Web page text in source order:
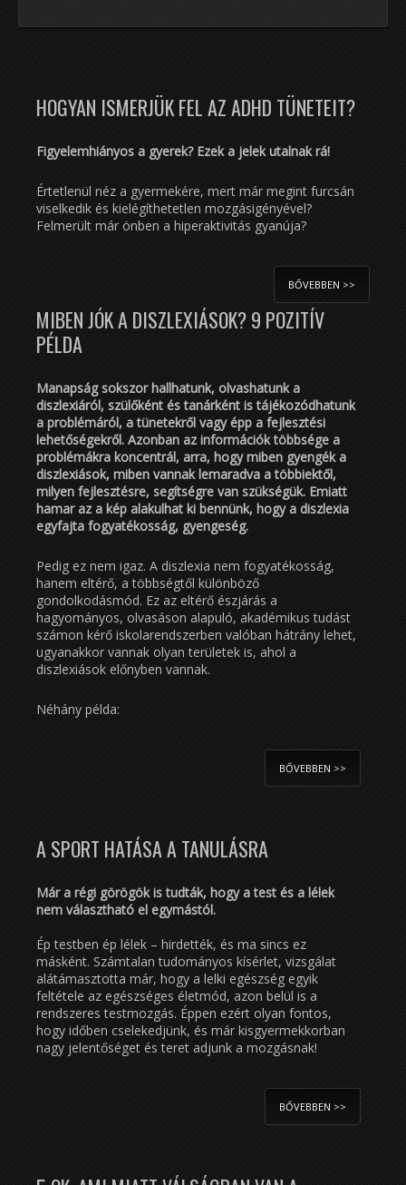
HOGYAN ISMERJÜK FEL AZ ADHD TÜNETEIT?
Figyelemhiányos a gyerek? Ezek a jelek utalnak rá!
Értetlenül néz a gyermekére, mert már megint furcsán
viselkedik és kielégíthetetlen mozgásigényével?
Felmerült már önben a hiperaktivitás gyanúja?
BŐVEBBEN >>
MIBEN JÓK A DISZLEXIÁSOK? 9 POZITÍV
PÉLDA
Manapság sokszor hallhatunk, olvashatunk a
diszlexiáról, szülőként és tanárként is tájékozódhatunk
a problémáról, a tünetekről vagy épp a fejlesztési
lehetőségekről. Azonban az információk többsége a
problémákra koncentrál, arra, hogy miben gyengék a
diszlexiások, miben vannak lemaradva a többiektől,
milyen fejlesztésre, segítségre van szükségük. Emiatt
hamar az a kép alakulhat ki bennünk, hogy a diszlexia
egyfajta fogyatékosság, gyengeség.
Pedig ez nem igaz. A diszlexia nem fogyatékosság,
hanem eltérő, a többségtől különböző
gondolkodásmód. Ez az eltérő észjárás a
hagyományos, olvasáson alapuló, akadémikus tudást
számon kérő iskolarendszerben valóban hátrány lehet,
ugyanakkor vannak olyan területek is, ahol a
diszlexiások előnyben vannak.
Néhány példa:
BŐVEBBEN >>
A SPORT HATÁSA A TANULÁSRA
Már a régi görögök is tudták, hogy a test és a lélek
nem választható el egymástól.
Ép testben ép lélek – hirdették, és ma sincs ez
másként. Számtalan tudományos kísérlet, vizsgálat
alátámasztotta már, hogy a lelki egészség egyik
feltétele az egészséges életmód, azon belül is a
rendszeres testmozgás. Éppen ezért olyan fontos,
hogy időben cselekedjünk, és már kisgyermekkorban
nagy jelentőséget és teret adjunk a mozgásnak!
BŐVEBBEN >>